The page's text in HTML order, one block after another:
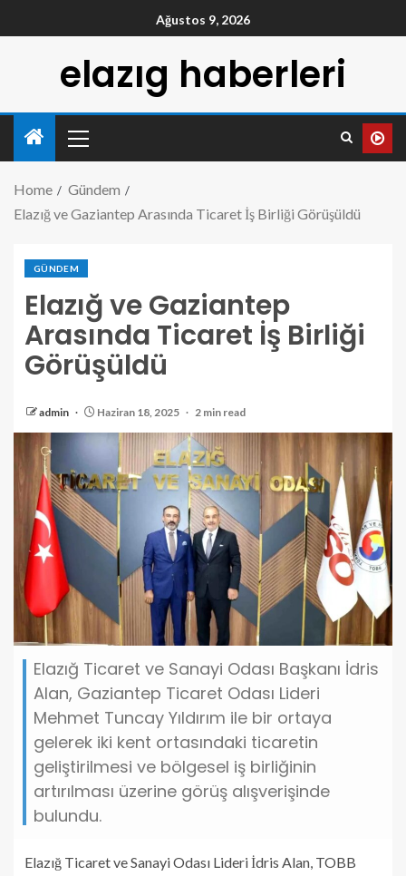
Ağustos 9, 2026
elazıg haberleri
Home
Gündem
Elazığ ve Gaziantep Arasında Ticaret İş Birliği Görüşüldü
GÜNDEM
Elazığ ve Gaziantep
Arasında Ticaret İş Birliği
Görüşüldü
admin Haziran 18, 2025 2 min read
Elazığ Ticaret ve Sanayi Odası Başkanı İdris
Alan, Gaziantep Ticaret Odası Lideri
Mehmet Tuncay Yıldırım ile bir ortaya
gelerek iki kent ortasındaki ticaretin
geliştirilmesi ve bölgesel iş birliğinin
artırılması üzerine görüş alışverişinde
bulundu.
Elazığ Ticaret ve Sanayi Odası Lideri İdris Alan, TOBB